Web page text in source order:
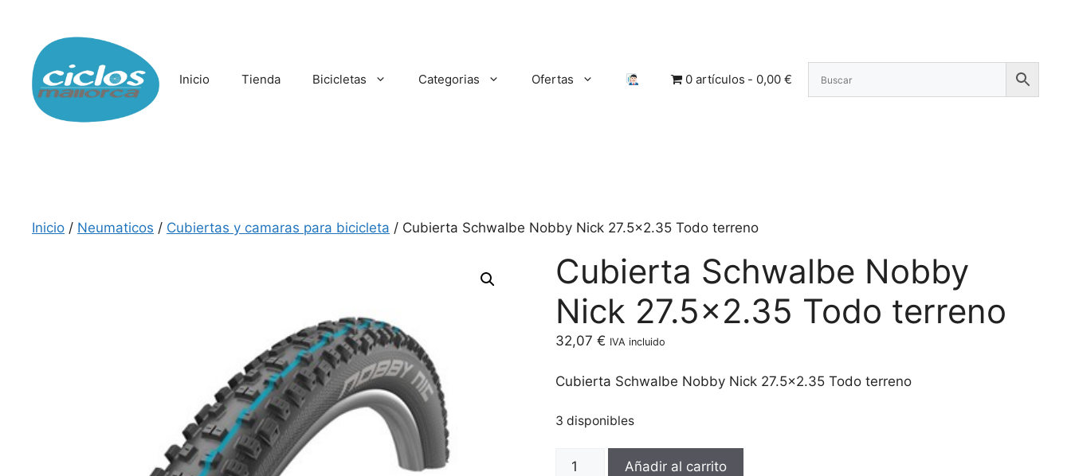
contenido
Inicio Tienda Bicicletas Categorias Ofertas 0 artículos 0,00 €
Inicio / Neumaticos / Cubiertas y camaras para bicicleta / Cubierta Schwalbe Nobby Nick 27.5×2.35 Todo terreno
Cubierta Schwalbe Nobby
Nick 27.5×2.35 Todo terreno
32,07€ IVA incluido
Cubierta Schwalbe Nobby Nick 27.5×2.35 Todo terreno
3 disponibles
Cubierta
Añadir al carrito